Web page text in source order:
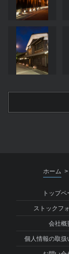
ホーム >
トップペ
ストックフ
会社概
個人情報の取扱